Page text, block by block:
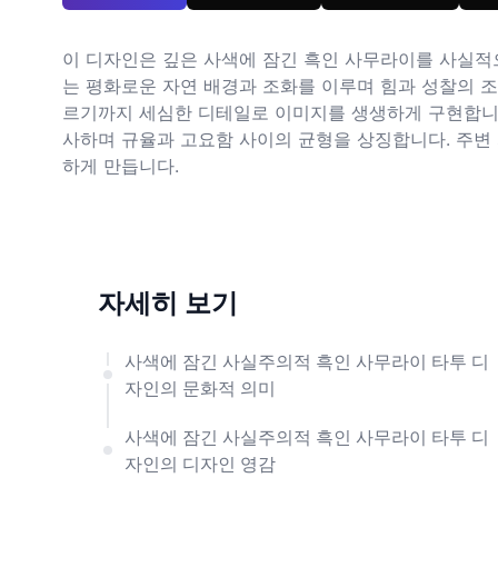
이 디자인은 깊은 사색에 잠긴 흑인 사무라이를 사실
는 평화로운 자연 배경과 조화를 이루며 힘과 성찰의
르기까지 세심한 디테일로 이미지를 생생하게 구현합
사하며 규율과 고요함 사이의 균형을 상징합니다. 주
하게 만듭니다.
자세히 보기
사색에 잠긴 사실주의적 흑인 사무라이 타투 디
자인의 문화적 의미
사색에 잠긴 사실주의적 흑인 사무라이 타투 디
자인의 디자인 영감